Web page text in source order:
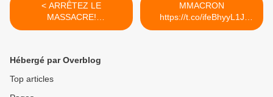
< ARRÊTEZ LE
MASSACRE!
https://t.co/ifeBhyQmqj
MMACRON
https://t.co/ifeBhyyL1J
@mediapart... >
Hébergé par Overblog
Top articles